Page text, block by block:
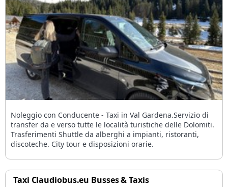
Noleggio con Conducente - Taxi in Val Gardena.Servizio di
transfer da e verso tutte le località turistiche delle Dolomiti.
Trasferimenti Shuttle da alberghi a impianti, ristoranti,
discoteche. City tour e disposizioni orarie.
Taxi Claudiobus.eu Busses & Taxis